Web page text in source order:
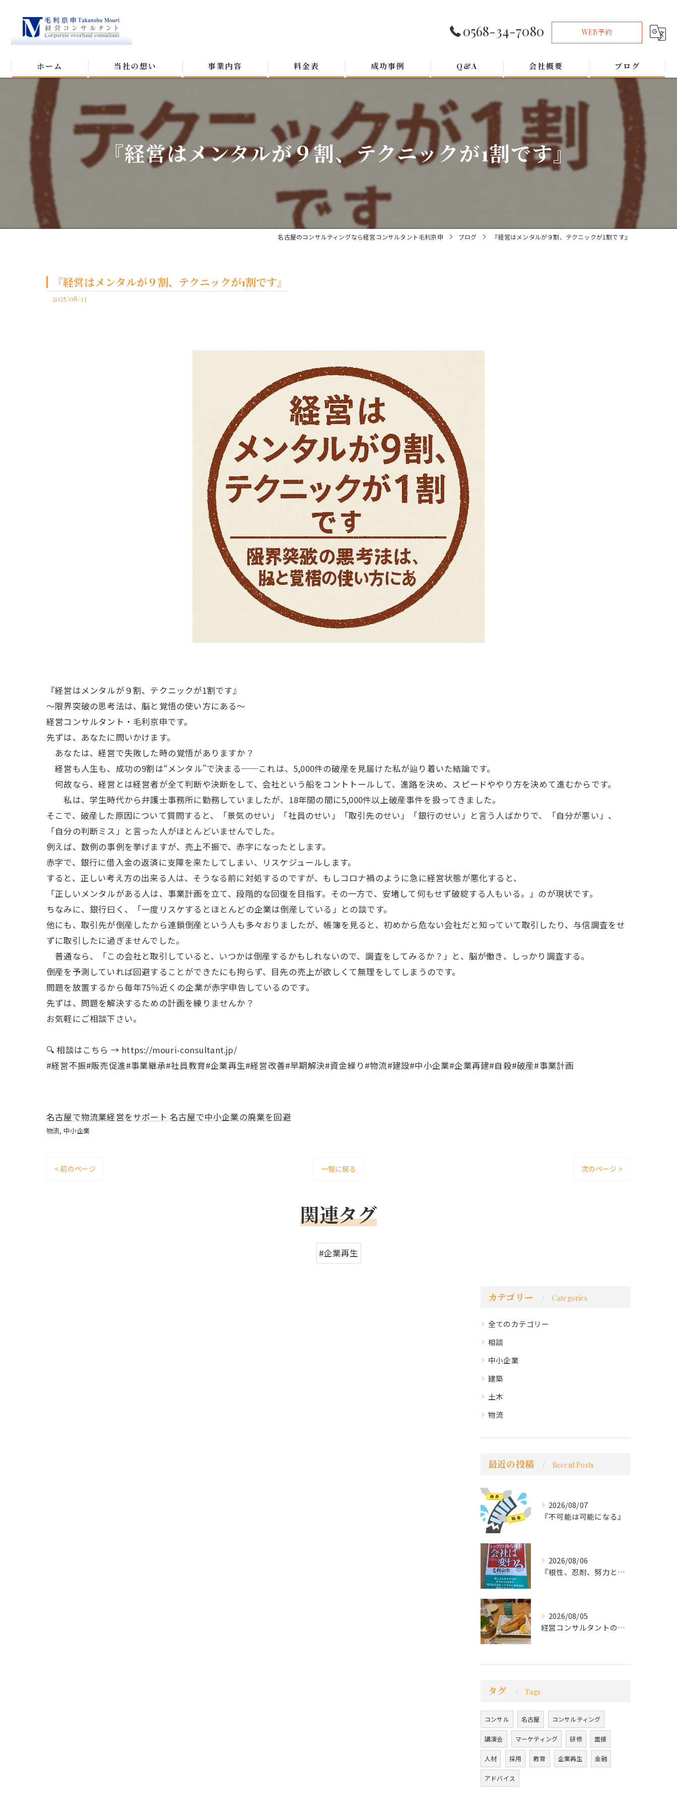
0568-34-7080 WEB予約
ホーム 当社の想い 事業内容 料金表 成功事例 Q&A 会社概要 ブログ
『経営はメンタルが９割、テクニックが1割です』
名古屋のコンサルティングなら経営コンサルタント毛利京申 ブログ 『経営はメンタルが９割、テクニックが1割です』
『経営はメンタルが９割、テクニックが1割です』
2025/08/13
『経営はメンタルが９割、テクニックが1割です』
～限界突破の思考法は、脳と覚悟の使い方にある～
経営コンサルタント・毛利京申です。
先ずは、あなたに問いかけます。
あなたは、経営で失敗した時の覚悟がありますか？
経営も人生も、成功の9割は“メンタル”で決まる──これは、5,000件の破産を見届けた私が辿り着いた結論です。
何故なら、経営とは経営者が全て判断や決断をして、会社という船をコントトールして、進路を決め、スピードややり方を決めて進むからです。
私は、学生時代から弁護士事務所に勤務していましたが、18年間の間に5,000件以上破産事件を扱ってきました。
そこで、破産した原因について質問すると、「景気のせい」「社員のせい」「取引先のせい」「銀行のせい」と言う人ばかりで、「自分が悪い」、
「自分の判断ミス」と言った人がほとんどいませんでした。
例えば、数例の事例を挙げますが、売上不振で、赤字になったとします。
赤字で、銀行に借入金の返済に支障を来たしてしまい、リスケジュールします。
すると、正しい考え方の出来る人は、そうなる前に対処するのですが、もしコロナ禍のように急に経営状態が悪化すると、
「正しいメンタルがある人は、事業計画を立て、段階的な回復を目指す。その一方で、安堵して何もせず破綻する人もいる。」のが現状です。
ちなみに、銀行曰く、「一度リスケするとほとんどの企業は倒産している」との談です。
他にも、取引先が倒産したから連鎖倒産という人も多々おりましたが、帳簿を見ると、初めから危ない会社だと知っていて取引したり、与信調査をせ
ずに取引したに過ぎませんでした。
普通なら、「この会社と取引していると、いつかは倒産するかもしれないので、調査をしてみるか？」と、脳が働き、しっかり調査する。
倒産を予測していれば回避することができたにも拘らず、目先の売上が欲しくて無理をしてしまうのです。
問題を放置するから毎年75％近くの企業が赤字申告しているのです。
先ずは、問題を解決するための計画を練りませんか？
お気軽にご相談下さい。
🔍 相談はこちら → https://mouri-consultant.jp/
#経営不振#販売促進#事業継承#社員教育#企業再生#経営改善#早期解決#資金繰り#物流#建設#中小企業#企業再建#自殺#破産#事業計画
名古屋で物流業経営をサポート 名古屋で中小企業の廃業を回避
物流 中小企業
< 前のページ 一覧に戻る 次のページ >
関連タグ
#企業再生
カテゴリー Categories
全てのカテゴリー
相談
中小企業
建築
土木
物流
最近の投稿 Recent Posts
2026/08/07
『不可能は可能になる』
2026/08/06
『根性、忍耐、努力という言葉は死語なのか』
2026/08/05
経営コンサルタントのモーちゃん・毛利京申です。
タグ Tags
コンサル 名古屋 コンサルティング
講演会 マーケティング 研修 面接
人材 採用 教育 企業再生 金融
アドバイス